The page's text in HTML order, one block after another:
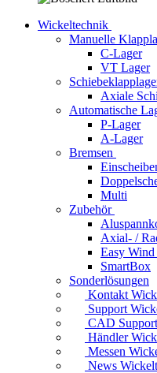
Wickeltechnik
Manuelle
C-Lager
VT Lager
Axiale
Automatische
P-Lager
A-Lager
Bremsen
Multi
Zubehör
Axial- /
Easy Wind
SmartBox
Sonderlösungen
Kontakt
Support
CAD
Händler
Messen
News